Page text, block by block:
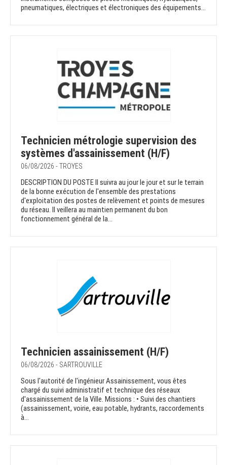
pneumatiques, électriques et électroniques des équipements...
Technicien métrologie supervision des
systèmes d'assainissement (H/F)
06/08/2026 - TROYES
DESCRIPTION DU POSTE Il suivra au jour le jour et sur le terrain
de la bonne exécution de l'ensemble des prestations
d'exploitation des postes de relèvement et points de mesures
du réseau. Il veillera au maintien permanent du bon
fonctionnement général de la...
Technicien assainissement (H/F)
06/08/2026 - SARTROUVILLE
Sous l'autorité de l'ingénieur Assainissement, vous êtes
chargé du suivi administratif et technique des réseaux
d'assainissement de la Ville. Missions : • Suivi des chantiers
(assainissement, voirie, eau potable, hydrants, raccordements
à...